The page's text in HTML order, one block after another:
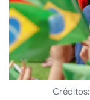
Créditos: